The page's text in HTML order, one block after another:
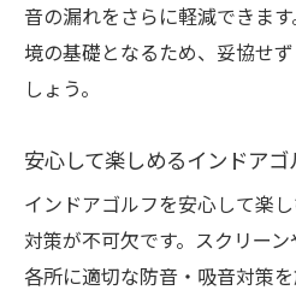
音の漏れをさらに軽減できま
境の基礎となるため、妥協せ
しょう。
安心して楽しめるインドア
インドアゴルフを安心して楽
対策が不可欠です。スクリー
各所に適切な防音・吸音対策